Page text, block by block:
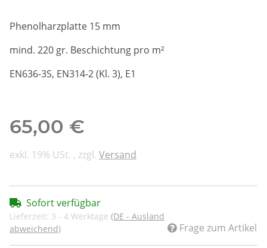
Phenolharzplatte 15 mm
mind. 220 gr. Beschichtung pro m²
EN636-3S, EN314-2 (Kl. 3), E1
65,00 €
exkl. 19% USt. , zzgl. Versand
Sofort verfügbar
Lieferzeit: 3 - 4 Werktage (DE - Ausland
abweichend)
Frage zum Artikel